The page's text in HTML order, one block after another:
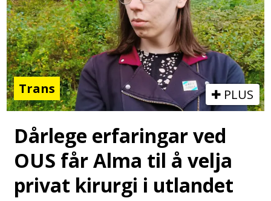
Trans PLUS
Dårlege erfaringar ved
OUS får Alma til å velja
privat kirurgi i utlandet